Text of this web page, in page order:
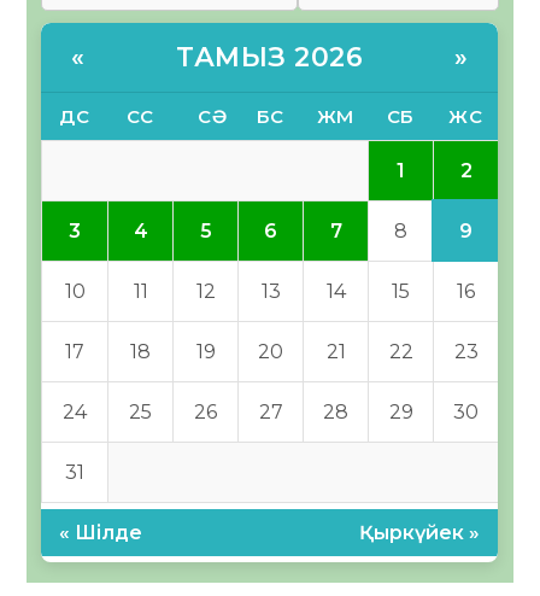
« ТАМЫЗ 2026 »
ДС СС СӘ БС ЖМ СБ ЖС
1 2
3 4 5 6 7 8 9
10 11 12 13 14 15 16
17 18 19 20 21 22 23
24 25 26 27 28 29 30
31
« Шілде Қыркүйек »